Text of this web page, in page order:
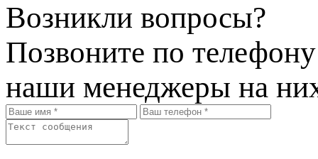
Возникли вопросы?
Позвоните по
наши менеджеры на